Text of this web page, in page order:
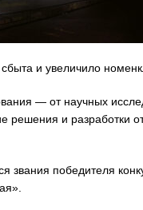
и увеличило
— от научных
решения и разработки
звания победителя